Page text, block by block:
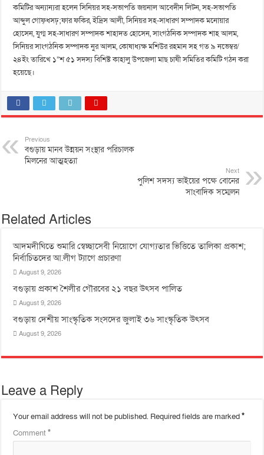
কমিটির অন্যান্যরা হলেন সিনিয়র সহ-সভাপতি জয়নাল আবেদীন লিটন, সহ-সভাপতি
আব্দুল গোফ্ধসঢ়;ফার ফকির, ইদ্রিস আলী, সিনিয়র সহ-সাধারণ সম্পাদক মনোয়ার
হোসেন, যুগ্ম সহ-সাধারণ সম্পাদক শাহাদত হোসেন, সাংগঠনিক সম্পাদক শাহ আলম,
সিনিয়র সাংগঠনিক সম্পাদক নুর আলম, কোষাধ্যক্ষ মশিউর রহমান সহ গত ৯ নভেম্বর/
২৪ইং তারিখে ১”শ ৫১ সদস্য বিশিষ্ট কাহালু উপজেলা মাছ চাষী সমিতির কমিটি গঠন করা
হয়েছে।
Previous
বগুড়ায় মানব উন্নয়ন সংস্থার পরিচালক
মিলনের আত্মহত্যা
Next
পুলিশ সদস্য ভাইয়ের পক্ষে বোনের
সাংবাদিক সম্মেলন
Related Articles
আদমদীঘিতে শুমারি স্বেচ্ছাসেবী নিয়োগে যোগ্যতার ভিত্তিতে তালিকা প্রকাশ;
নির্বাচিতদের আ.লীগ ট্যাগে প্রচারণা
August 9, 2026
বগুড়ায় প্রকাশ শৈলীর গৌরবের ২১ বছর উৎসব পা‌লিত
August 9, 2026
বগুড়ায় দেশীয় সাংস্কৃতিক সংসদের জুলাই ৩৬ সাংস্কৃতিক উৎসব
August 9, 2026
Leave a Reply
Your email address will not be published. Required fields are marked*
Comment*